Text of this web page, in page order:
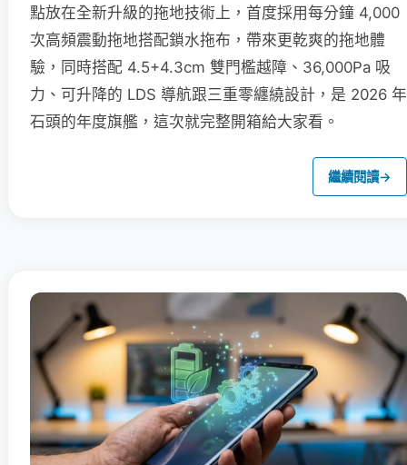
點放在全新升級的拖地技術上，首度採用每分鐘 4,000
次高頻震動拖地搭配鎖水拖布，帶來更乾爽的拖地體
驗，同時搭配 4.5+4.3cm 雙門檻越障、36,000Pa 吸
力、可升降的 LDS 導航跟三重零纏繞設計，是 2026 年
石頭的年度旗艦，這次就完整開箱給大家看。
繼續閱讀→